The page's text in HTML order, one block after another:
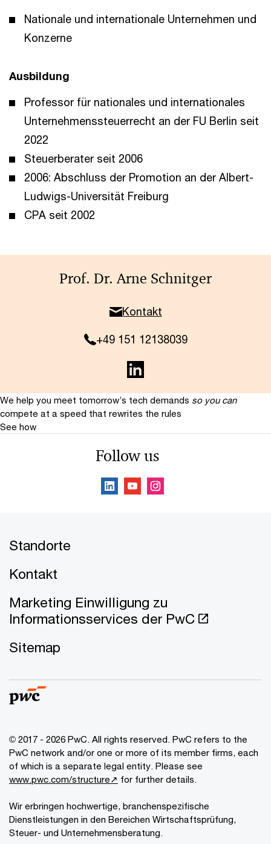
Nationale und internationale Unternehmen und
Konzerne
Ausbildung
Professor für nationales und internationales
Unternehmenssteuerrecht an der FU Berlin seit
2022
Steuerberater seit 2006
2006: Abschluss der Promotion an der Albert-
Ludwigs-Universität Freiburg
CPA seit 2002
Prof. Dr. Arne Schnitger
Kontakt
+49 151 12138039
We help you meet tomorrow’s tech demands so you can
compete at a speed that rewrites the rules
See how
Follow us
Standorte
Kontakt
Marketing Einwilligung zu
Informationsservices der PwC
Sitemap
© 2017 - 2026 PwC. All rights reserved. PwC refers to the
PwC network and/or one or more of its member firms, each
of which is a separate legal entity. Please see
www.pwc.com/structure↗ for further details.
Wir erbringen hochwertige, branchenspezifische
Dienstleistungen in den Bereichen Wirtschaftsprüfung,
Steuer- und Unternehmensberatung.